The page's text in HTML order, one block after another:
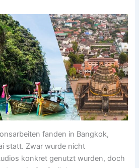
fanden in Bangkok,
statt. Zwar wurde nicht
konkret genutzt wurden, doch